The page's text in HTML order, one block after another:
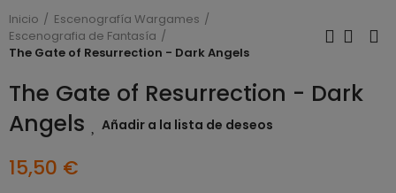
Inicio
Escenografía Wargames
Escenografia de Fantasía
The Gate of Resurrection - Dark Angels
The Gate of Resurrection - Dark
Angels
Añadir a la lista de deseos
15,50 €